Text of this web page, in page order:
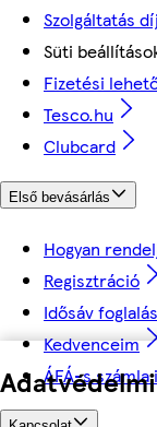
Szolgáltatás
Süti
Fizetési
Tesco.hu
Clubcard
Első bevásárlás
Hogyan
Regisztráció
Idősáv
Kedvenceim
ÁFÁ-s számla